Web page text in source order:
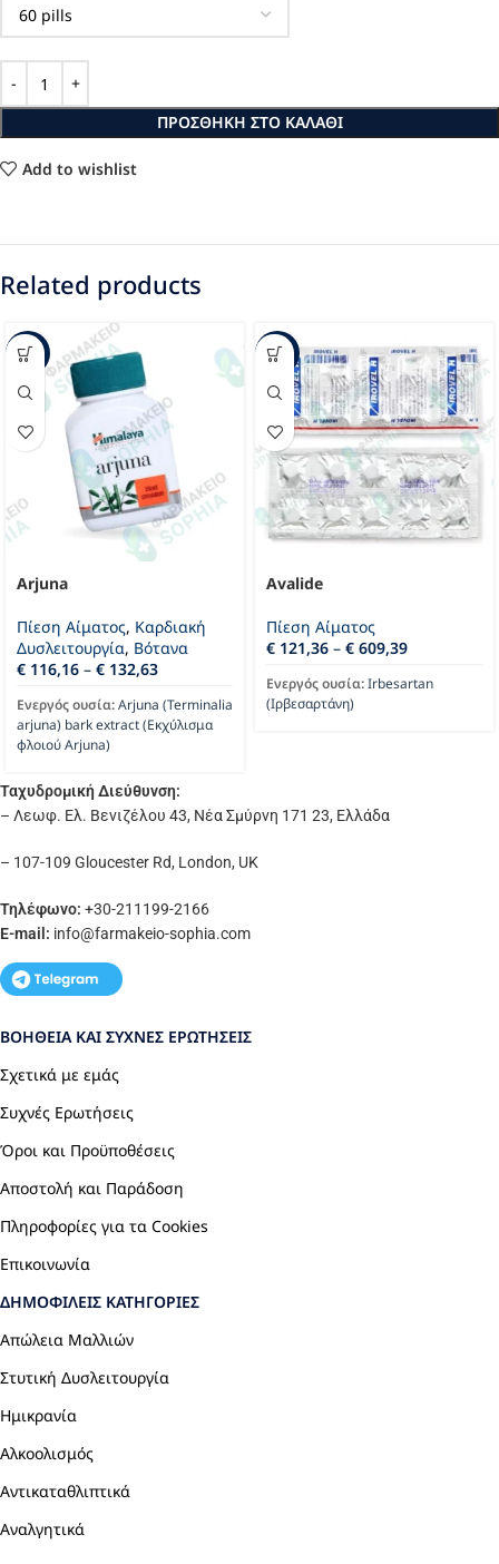
ΠΡΟΣΘΉΚΗ ΣΤΟ ΚΑΛΆΘΙ
Add to wishlist
Related products
-43%
Arjuna
Πίεση Αίματος, Καρδιακή
Δυσλειτουργία, Βότανα
€ 116,16 – € 132,63
Ενεργός ουσία:Arjuna (Terminalia
arjuna) bark extract (Εκχύλισμα
φλοιού Arjuna)
-44%
Avalide
Πίεση Αίματος
€ 121,36 – € 609,39
Ενεργός ουσία:Irbesartan
(Ιρβεσαρτάνη)
Ταχυδρομική Διεύθυνση:
– Λεωφ. Ελ. Βενιζέλου 43, Νέα Σμύρνη 171 23, Ελλάδα
– 107-109 Gloucester Rd, London, UK
Τηλέφωνο: +30-211199-2166
E-mail: info@farmakeio-sophia.com
ΒΟΉΘΕΙΑ ΚΑΙ ΣΥΧΝΈΣ ΕΡΩΤΉΣΕΙΣ
Σχετικά με εμάς
Συχνές Ερωτήσεις
Όροι και Προϋποθέσεις
Αποστολή και Παράδοση
Πληροφορίες για τα Cookies
Επικοινωνία
ΔΗΜΟΦΙΛΕΊΣ ΚΑΤΗΓΟΡΊΕΣ
Απώλεια Μαλλιών
Στυτική Δυσλειτουργία
Ημικρανία
Αλκοολισμός
Αντικαταθλιπτικά
Αναλγητικά